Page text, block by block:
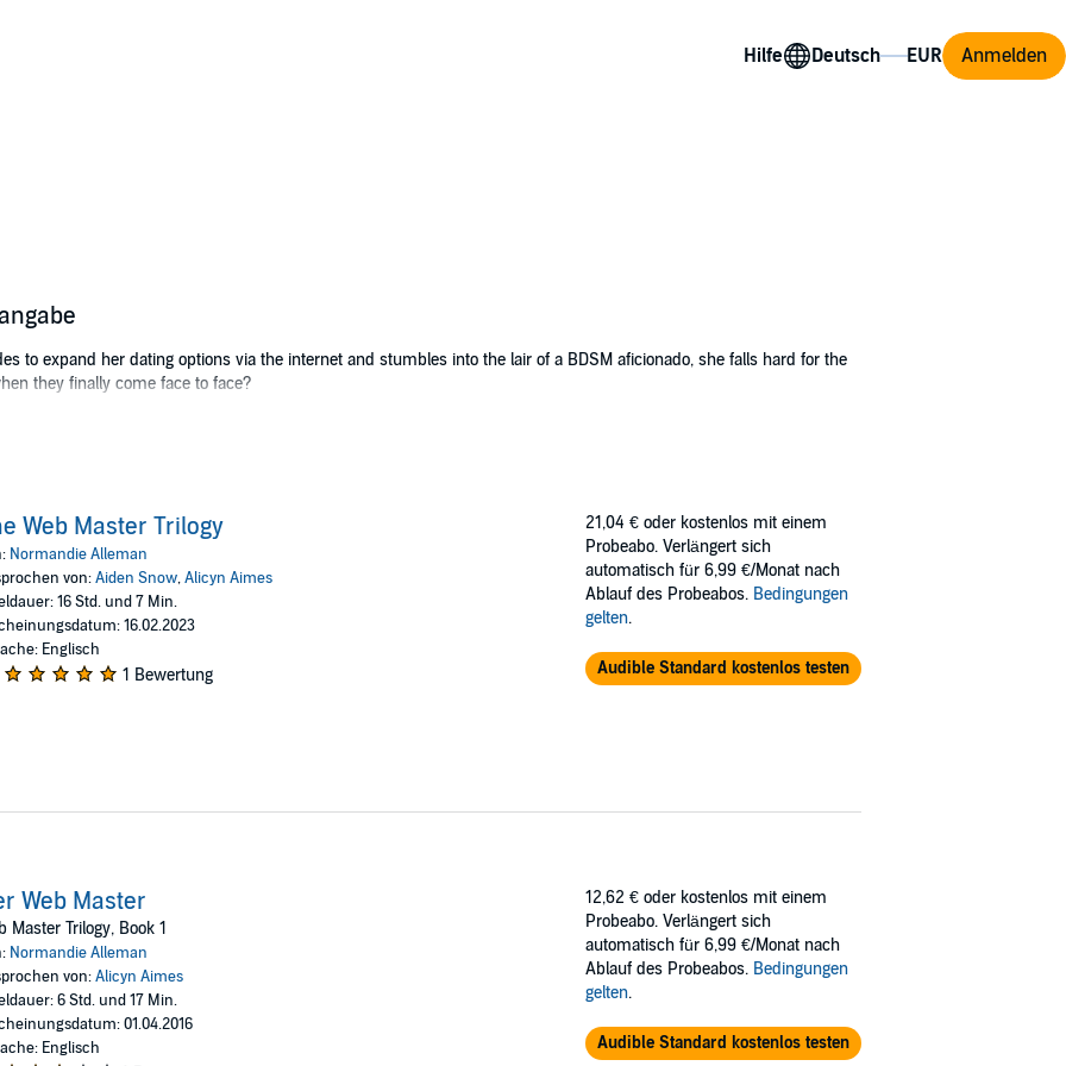
Hilfe Anmelden
to expand her dating options via the internet and stumbles into the lair of a BDSM aficionado, she falls hard for the
they finally come face to face?
male romance heroes, these audiobooks may not be for you. But if you're looking for a filthy online boyfriend who
Dom.
Alleman
Web Master Trilogy
Normandie Alleman
von:Aiden Snow,Alicyn Aimes
16 Std. und 7 Min.
16.02.2023
Englisch
1 Bewertung
21,04 € oder kostenlos mit einem
Probeabo. Verlängert sich
automatisch für 6,99 €/Monat nach
Ablauf des Probeabos. Bedingungen
gelten.
Audible Standard kostenlos testen
Web Master
Master Trilogy, Book 1
Normandie Alleman
von:Alicyn Aimes
6 Std. und 17 Min.
01.04.2016
Englisch
12,62 € oder kostenlos mit einem
Probeabo. Verlängert sich
automatisch für 6,99 €/Monat nach
Ablauf des Probeabos. Bedingungen
gelten.
Audible Standard kostenlos testen